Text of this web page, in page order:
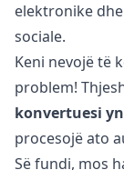
elektronike
sociale.
Keni nevojë të
problem!
konvertuesi
procesojë ato
Së fundi, mos